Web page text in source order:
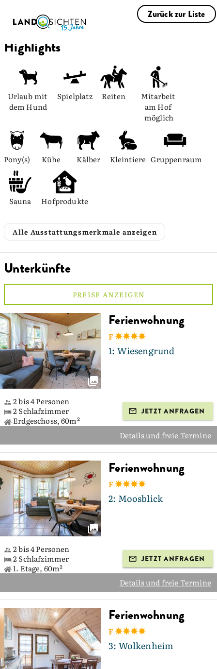
Zurück zur Liste
Highlights
Urlaub mit
dem Hund
Spielplatz Reiten
Mitarbeit
am Hof
möglich
Pony(s) Kühe Kälber Kleintiere Gruppenraum
Sauna Hofprodukte
Alle Ausstattungsmerkmale anzeigen
Unterkünfte
PREISE ANZEIGEN
Ferienwohnung
F
1: Wiesengrund
2 bis 4 Personen
2 Schlafzimmer
Erdgeschoss, 60m²
JETZT ANFRAGEN
Details und freie Termine
Ferienwohnung
F
2: Moosblick
2 bis 4 Personen
2 Schlafzimmer
1. Etage, 60m²
JETZT ANFRAGEN
Details und freie Termine
Ferienwohnung
F
3: Wolkenheim